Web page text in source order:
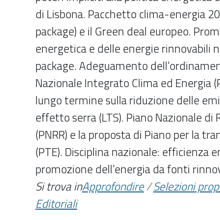
di Lisbona. Pacchetto clima-energia
package) e il Green deal europeo.
energetica e delle energie rinnovabili
package. Adeguamento
Nazionale Integrato Clima ed Energia
lungo termine sulla riduzione delle
effetto serra (LTS). Piano Nazionale di
(PNRR) e la proposta di Piano per la
(PTE). Disciplina nazionale: efficienza
promozione dell’energia da fonti
Si trova inApprofondire/Selezioni
Editoriali